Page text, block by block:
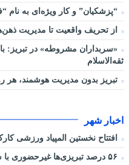
“پزشکیان” و کار ویژه‌ای به نام
از تحریف واقعیت تا مدیریت
«سربداران مشروطه» در تبریز:
ثقه‌الاسلام
تبریز بدون مدیریت هوشمند، هر
اخبار شهر
افتتاح نخستین المپیاد ورزشی